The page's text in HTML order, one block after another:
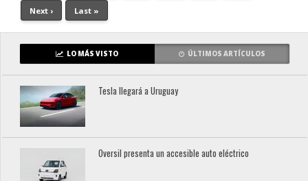
Next › Last »
LO MÁS VISTO ÚLTIMOS ARTÍCULOS
Tesla llegará a Uruguay
Oversil presenta un accesible auto eléctrico